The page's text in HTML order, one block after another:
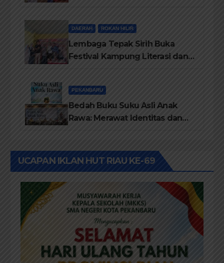
DAERAH ROKAN HILIR
Lembaga Tepak Sirih Buka
Festival Kampung Literasi dan
PEKANBARU
Bedah Buku Suku Asli Anak
Rawa: Merawat Identitas dan
UCAPAN IKLAN HUT RIAU KE-69